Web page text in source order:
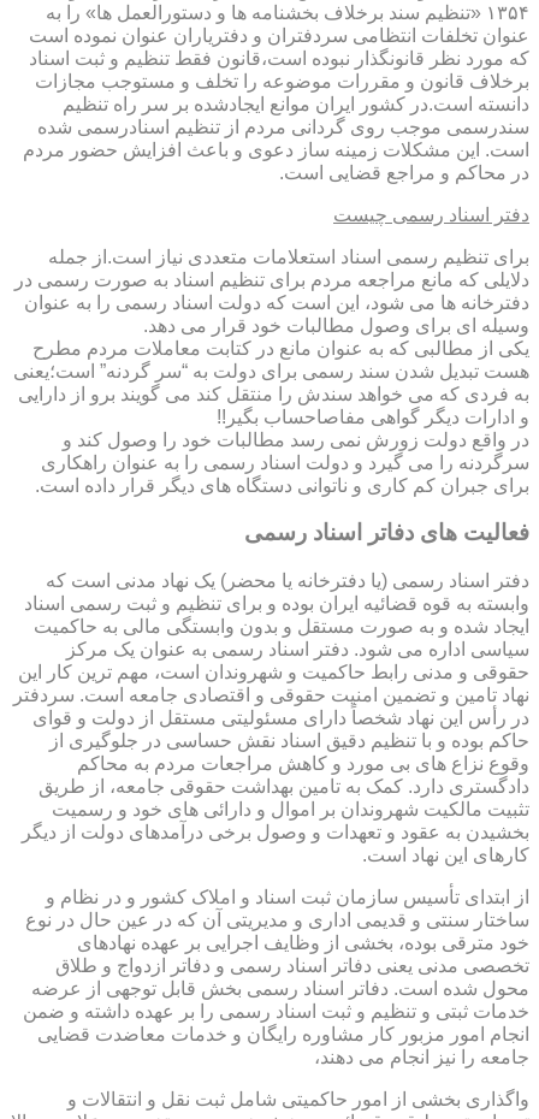
۱۳۵۴ «تنظیم سند برخلاف بخشنامه ها و دستورالعمل ها» را به
عنوان تخلفات انتظامی سردفتران و دفتریاران عنوان نموده است
که مورد نظر قانونگذار نبوده است،قانون فقط تنظیم و ثبت اسناد
برخلاف قانون و مقررات موضوعه را تخلف و مستوجب مجازات
دانسته است.در کشور ایران موانع ایجادشده بر سر راه تنظیم
سندرسمی موجب روی گردانی مردم از تنظیم اسنادرسمی شده
است. این مشکلات زمینه ساز دعوی و باعث افزایش حضور مردم
در محاکم و مراجع قضایی است.
دفتر اسناد رسمی چیست
برای تنظیم رسمی اسناد استعلامات متعددی نیاز است.از جمله
دلایلی که مانع مراجعه مردم برای تنظیم اسناد به صورت رسمی در
دفترخانه ها می شود، این است که دولت اسناد رسمی را به عنوان
وسیله ای برای وصول مطالبات خود قرار می دهد.
یکی از مطالبی که به عنوان مانع در کتابت معاملات مردم مطرح
هست تبدیل شدن سند رسمی برای دولت به “سر گردنه” است؛یعنی
به فردی که می خواهد سندش را منتقل کند می گویند برو از دارایی
و ادارات دیگر گواهی مفاصاحساب بگیر!!
در واقع دولت زورش نمی رسد مطالبات خود را وصول کند و
سرگردنه را می گیرد و دولت اسناد رسمی را به عنوان راهکاری
برای جبران کم کاری و ناتوانی دستگاه های دیگر قرار داده است.
فعالیت های دفاتر اسناد رسمی
دفتر اسناد رسمی (یا دفترخانه یا محضر) یک نهاد مدنی است که
وابسته به قوه قضائیه ایران بوده و برای تنظیم و ثبت رسمی اسناد
ایجاد شده و به صورت مستقل و بدون وابستگی مالی به حاکمیت
سیاسی اداره می شود. دفتر اسناد رسمی به عنوان یک مرکز
حقوقی و مدنی رابط حاکمیت و شهروندان است، مهم ترین کار این
نهاد تامین و تضمین امنیت حقوقی و اقتصادی جامعه است. سردفتر
در رأس این نهاد شخصاً دارای مسئولیتی مستقل از دولت و قوای
حاکم بوده و با تنظیم دقیق اسناد نقش حساسی در جلوگیری از
وقوع نزاع های بی مورد و کاهش مراجعات مردم به محاکم
دادگستری دارد. کمک به تامین بهداشت حقوقی جامعه، از طریق
تثبیت مالکیت شهروندان بر اموال و دارائی های خود و رسمیت
بخشیدن به عقود و تعهدات و وصول برخی درآمدهای دولت از دیگر
کارهای این نهاد است.
از ابتدای تأسیس سازمان ثبت اسناد و املاک کشور و در نظام و
ساختار سنتی و قدیمی اداری و مدیریتی آن که در عین حال در نوع
خود مترقی بوده، بخشی از وظایف اجرایی بر عهده نهادهای
تخصصی مدنی یعنی دفاتر اسناد رسمی و دفاتر ازدواج و طلاق
محول شده است. دفاتر اسناد رسمی بخش قابل توجهی از عرضه
خدمات ثبتی و تنظیم و ثبت اسناد رسمی را بر عهده داشته و ضمن
انجام امور مزبور کار مشاوره رایگان و خدمات معاضدت قضایی
جامعه را نیز انجام می دهند،
واگذاری بخشی از امور حاکمیتی شامل ثبت نقل و انتقالات و